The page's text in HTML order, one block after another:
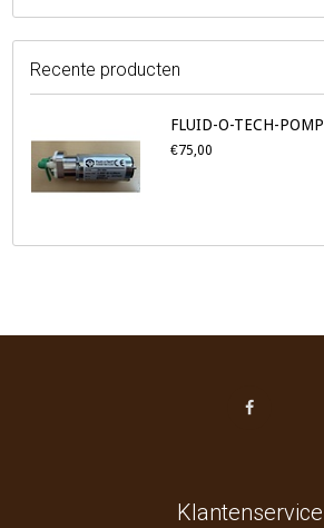
Recente producten
FLUID-O-TECH-POMP
€75,00
Klantenservice